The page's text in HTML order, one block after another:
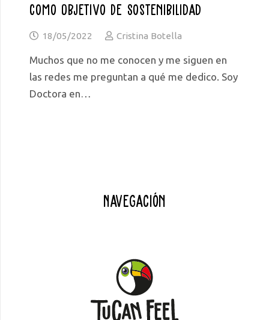
Como Objetivo De Sostenibilidad
18/05/2022 Cristina Botella
Muchos que no me conocen y me siguen en
las redes me preguntan a qué me dedico. Soy
Doctora en…
Navegación